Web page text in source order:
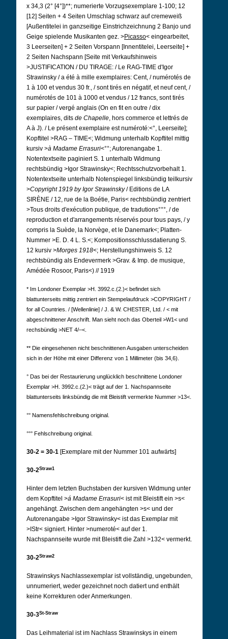
x 34,3 (2° [4°])**; numerierte Vorzugsexemplare 1-100; 12
[12] Seiten + 4 Seiten Umschlag schwarz auf cremeweiß
[Außentitelei in ganzseitige Einstrichzeichnung 2 Banjo und
Geige spielende Musikanten gez. >Picasso< eingearbeitet,
3 Leerseiten] + 2 Seiten Vorspann [Innentitelei, Leerseite] +
2 Seiten Nachspann [Seite mit Verkaufshinweis
>JUSTIFICATION / DU TIRAGE: / Le RAG-TIME d'Igor
Strawinsky / a été à mille exemplaires: Cent, / numérotés de
1 à 100 et vendus 30 fr., / sont tirés en négatif, et neuf cent, /
numérotés de 101 à 1000 et vendus / 12 francs, sont tirés
sur papier / vergé anglais (On en fit en outre / dix
exemplaires, dits de Chapelle, hors commerce et lettrés de
A à J). / Le présent exemplaire est numéroté:<°, Leerseite];
Kopftitel >RAG – TIME<; Widmung unterhalb Kopftitel mittig
kursiv >à Madame Errasuri<°°; Autorenangabe 1.
Notentextseite paginiert S. 1 unterhalb Widmung
rechtsbündig >Igor Strawinsky<; Rechtsschutzvorbehalt 1.
Notentextseite unterhalb Notenspiegel linksbündig teilkursiv
>Copyright 1919 by Igor Strawinsky/ Editions de LA
SIRÈNE / 12, rue de la Boétie, Paris< rechtsbündig zentriert
>Tous droits d'exécution publique, de tradutions°°°, / de
reproduction et d'arrangements réservés pour tous pays, / y
compris la Suède, la Norvège, et le Danemark<; Platten-
Nummer >E. D. 4 L. S.<; Kompositionsschlussdatierung S.
12 kursiv >Morges 1918<; Herstellungshinweis S. 12
rechtsbündig als Endevermerk >Grav. & Imp. de musique,
Amédée Rosoor, Paris<) // 1919
* Im Londoner Exemplar >H. 3992.c.(2.)< befindet sich
blattunterseits mittig zentriert ein Stempelaufdruck >COPYRIGHT /
for all Countries. / [Wellenlinie] / J. & W. CHESTER, Ltd. / < mit
abgeschnittener Anschrift. Man sieht noch das Oberteil >W1< und
rechsbündig >NET 4/–<.
** Die eingesehenen nicht beschnittenen Ausgaben unterscheiden
sich in der Höhe mit einer Differenz von 1 Millimeter (bis 34,6).
° Das bei der Restaurierung unglücklich beschnittene Londoner
Exemplar >H. 3992.c.(2.)< trägt auf der 1. Nachspannseite
blattunterseits linksbündig die mit Bleistift vermerkte Nummer >13<.
°° Namensfehlschreibung original.
°°° Fehlschreibung original.
30-2 = 30-1 [Exemplare mit der Nummer 101 aufwärts]
30-2Straw1
Hinter dem letzten Buchstaben der kursiven Widmung unter
dem Kopftitel >á Madame Errasuri< ist mit Bleistift ein >s<
angehängt. Zwischen dem angehängten >s< und der
Autorenangabe >Igor Strawinsky< ist das Exemplar mit
>IStr< signiert. Hinter >numeroté< auf der 1.
Nachspannseite wurde mit Bleistift die Zahl >132< vermerkt.
30-2Straw2
Strawinskys Nachlassexemplar ist vollständig, ungebunden,
unnumeriert, weder gezeichnet noch datiert und enthält
keine Korrekturen oder Anmerkungen.
30-3St-Straw
Das Leihmaterial ist im Nachlass Strawinskys in einem